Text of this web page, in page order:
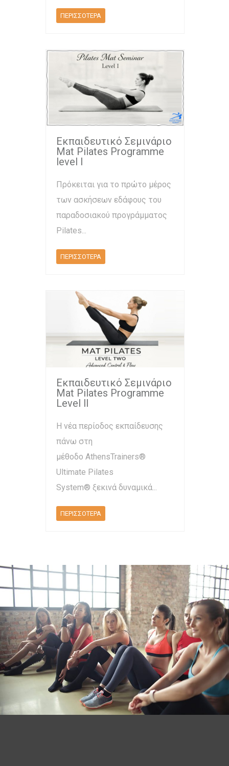
ΠΕΡΙΣΣΟΤΕΡΑ
Εκπαιδευτικό Σεμινάριο
Mat Pilates Programme
level l
Πρόκειται για το πρώτο μέρος
των ασκήσεων εδάφους του
παραδοσιακού προγράμματος
Pilates...
ΠΕΡΙΣΣΟΤΕΡΑ
Εκπαιδευτικό Σεμινάριο
Mat Pilates Programme
Level ll
Η νέα περίοδος εκπαίδευσης
πάνω στη
μέθοδο AthensTrainers®
Ultimate Pilates
System® ξεκινά δυναμικά...
ΠΕΡΙΣΣΟΤΕΡΑ